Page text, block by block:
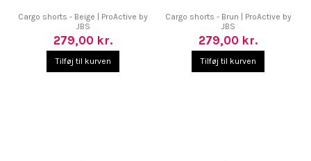
Cargo shorts - Beige | ProActive by
JBS
279,00 kr.
Tilføj til kurven
Cargo shorts - Brun | ProActive by
JBS
279,00 kr.
Tilføj til kurven